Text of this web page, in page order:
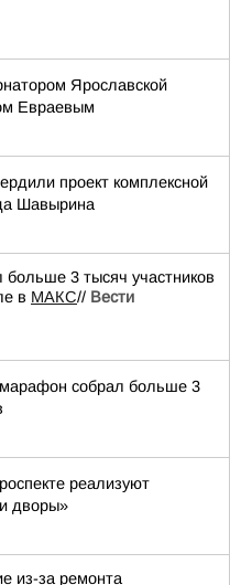
Ярославской
Евраевым
проект комплексной
Шавырина
3 тысяч участников
в МАКС// Вести
собрал больше 3
реализуют
дворы»
из-за ремонта